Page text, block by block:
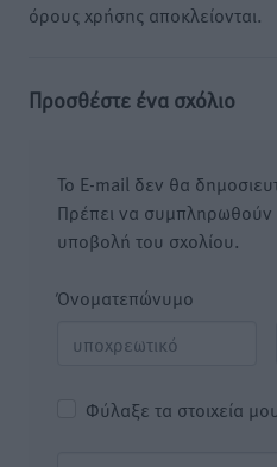
όρους χρήσης αποκλείονται.
Προσθέστε ένα σχόλιο
Το E-mail δεν θα
Πρέπει να συμπληρωθούν
υποβολή του σχολίου.
Όνοματεπώνυμο
Φύλαξε τα στοιχεία